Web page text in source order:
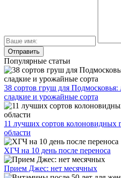
Популярные статьи
38 сортов груш для
сладкие и урожайные сорта
11 лучших сортов колоновидных
области
ХГЧ на 10 день после переноса
Прием Джес: нет месячных